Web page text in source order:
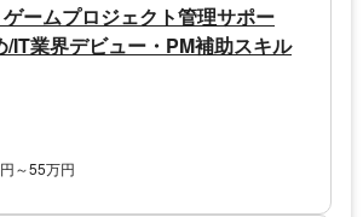
ームプロジェクト管理サポー
/IT業界デビュー・PM補助スキル
～55万円